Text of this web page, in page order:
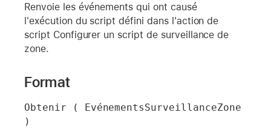
Renvoie les événements qui ont causé
l'exécution du script défini dans l'action de
script Configurer un script de surveillance de
zone.
Format
Obtenir ( EvénementsSurveillanceZone
)